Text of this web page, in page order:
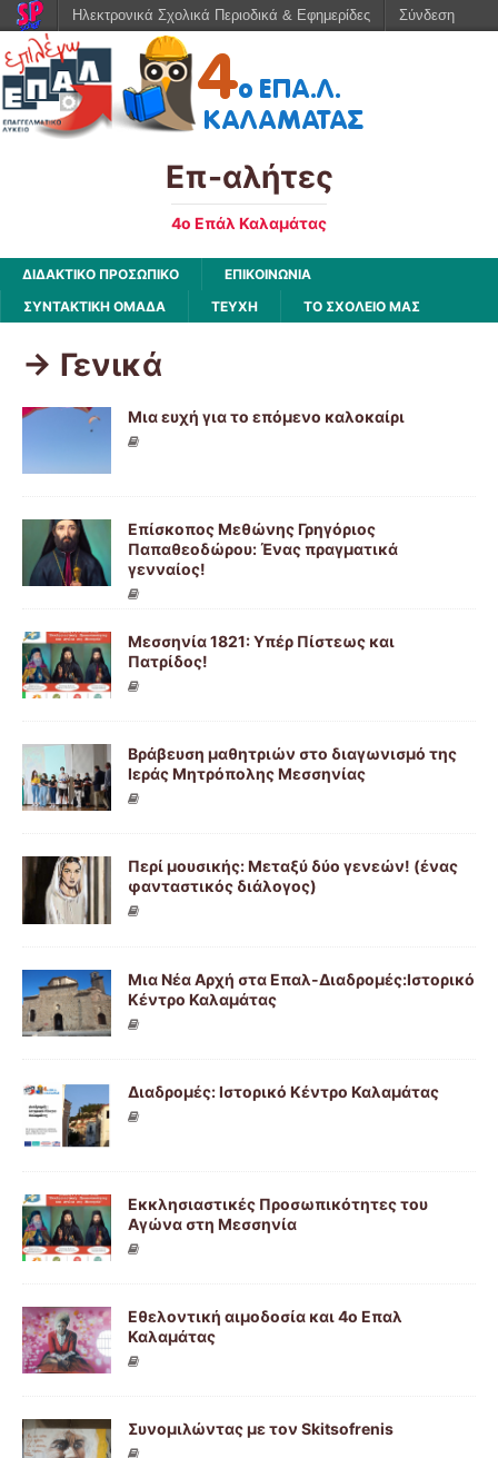
Επ-αλήτες
4ο Επάλ Καλαμάτας
ΔΙΔΑΚΤΙΚΟ ΠΡΟΣΩΠΙΚΟ
ΕΠΙΚΟΙΝΩΝΙΑ
ΣΥΝΤΑΚΤΙΚΗ ΟΜΑΔΑ
ΤΕΥΧΗ ΤΟ ΣΧΟΛΕΙΟ ΜΑΣ
-> Γενικά
Μια ευχή για το επόμενο καλοκαίρι
Επίσκοπος Μεθώνης Γρηγόριος
Παπαθεοδώρου: Ένας πραγματικά
γενναίος!
Μεσσηνία 1821: Υπέρ Πίστεως και
Πατρίδος!
Βράβευση μαθητριών στο διαγωνισμό της
Ιεράς Μητρόπολης Μεσσηνίας
Περί μουσικής: Μεταξύ δύο γενεών! (ένας
φανταστικός διάλογος)
Μια Νέα Αρχή στα Επαλ-Διαδρομές:Ιστορικό
Κέντρο Καλαμάτας
Διαδρομές: Ιστορικό Κέντρο Καλαμάτας
Εκκλησιαστικές Προσωπικότητες του
Αγώνα στη Μεσσηνία
Εθελοντική αιμοδοσία και 4ο Επαλ
Καλαμάτας
Συνομιλώντας με τον Skitsofrenis
Ηλεκτρονικά Σχολικά Περιοδικά & Εφημερίδες Σύνδεση